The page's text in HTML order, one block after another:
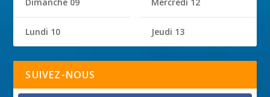
Lundi 10 Jeudi 13
SUIVEZ-NOUS